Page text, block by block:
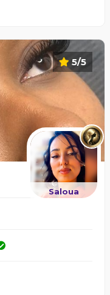
5/5
Saloua